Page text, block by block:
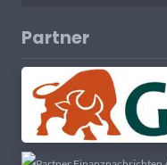
Partner